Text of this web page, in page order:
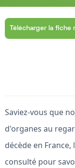
Télécharger la fiche
Saviez-vous que
d'organes au
décède en
consulté pour